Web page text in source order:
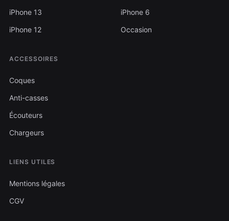
iPhone 13
iPhone 12
iPhone 6
Occasion
ACCESSOIRES
Coques
Anti-casses
Écouteurs
Chargeurs
LIENS UTILES
Mentions légales
CGV